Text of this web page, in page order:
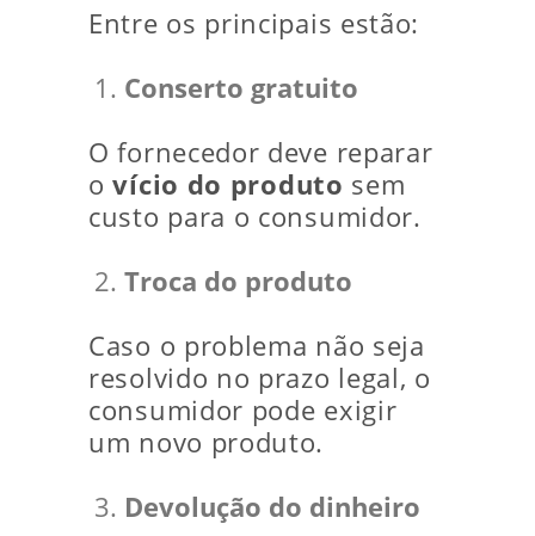
Entre os principais estão:
Conserto gratuito
O fornecedor deve reparar
ovício do produto sem
custo para o consumidor.
Troca do produto
Caso o problema não seja
resolvido no prazo legal, o
consumidor pode exigir
um novo produto.
Devolução do dinheiro